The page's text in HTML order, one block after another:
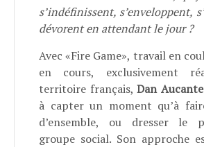
s’indéfinissent, s’enveloppent,
dévorent en attendant le jour ?
Avec «Fire Game», travail en
en cours, exclusivement
territoire français,Dan Aucante
à capter un moment qu’à
d’ensemble, ou dresser le
groupe social. Son approche